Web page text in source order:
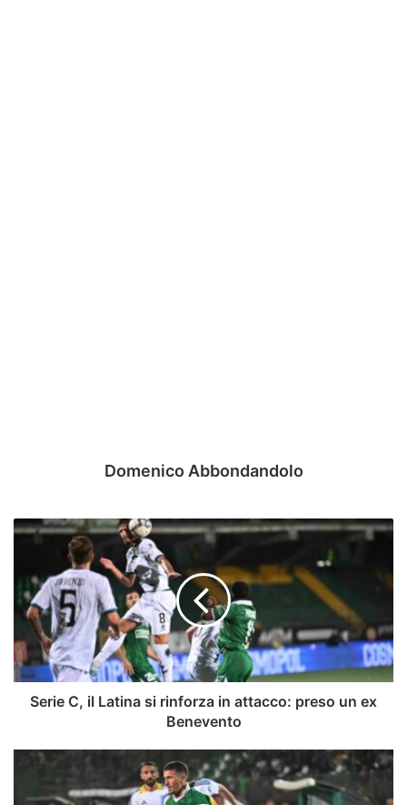
Domenico Abbondandolo
Serie
Latina
si
rinforza
in
attacco:
preso
Serie C, il Latina si rinforza in attacco: preso un ex
Benevento
Avellino,